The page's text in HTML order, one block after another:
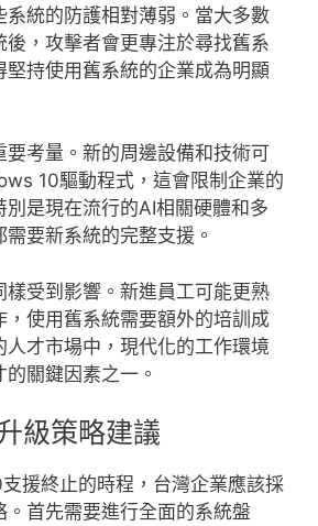
系統的防護相對薄弱。當大多數
後，攻擊者會更專注於尋找舊系
堅持使用舊系統的企業成為明顯
要考量。新的周邊設備和技術可
10驅動程式，這會限制企業的
別是現在流行的AI相關硬體和多
要新系統的完整支援。
樣受到影響。新進員工可能更熟
，使用舊系統需要額外的培訓成
人才市場中，現代化的工作環境
關鍵因素之一。
級策略建議
援終止的時程，台灣企業應該採
。首先需要進行全面的系統盤